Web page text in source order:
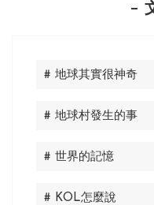
# 地球其實很神奇
# 地球村發生的事
# 世界的記憶
# KOL怎麼說